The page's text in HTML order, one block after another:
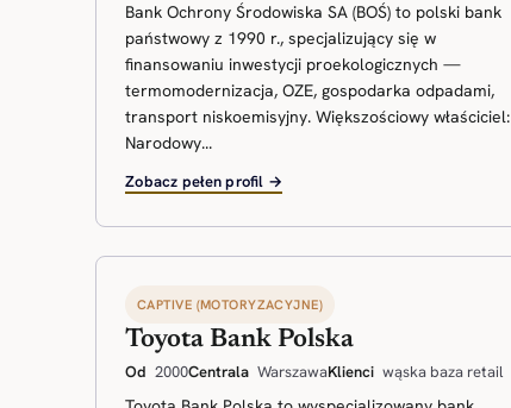
Bank Ochrony Środowiska SA (BOŚ) to polski bank
państwowy z 1990 r., specjalizujący się w
finansowaniu inwestycji proekologicznych —
termomodernizacja, OZE, gospodarka odpadami,
transport niskoemisyjny. Większościowy właściciel:
Narodowy...
Zobacz pełen profil →
CAPTIVE (MOTORYZACYJNE)
Toyota Bank Polska
Od 2000Centrala WarszawaKlienci wąska baza retail